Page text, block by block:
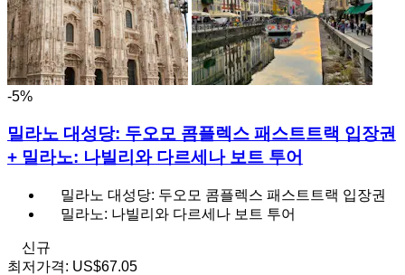
-5%
밀라노 대성당: 두오모 콤플렉스 패스트트랙 입장권
+ 밀라노: 나빌리와 다르세나 보트 투어
밀라노 대성당: 두오모 콤플렉스 패스트트랙 입장권
밀라노: 나빌리와 다르세나 보트 투어
신규
최저가격: US$67.05